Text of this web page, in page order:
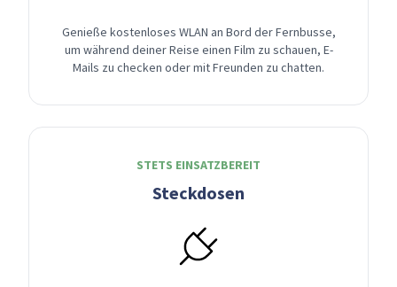
Genieße kostenloses WLAN an Bord der Fernbusse,
um während deiner Reise einen Film zu schauen, E-
Mails zu checken oder mit Freunden zu chatten.
STETS EINSATZBEREIT
Steckdosen